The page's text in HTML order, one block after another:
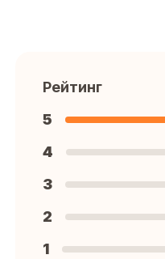
Рейтинг
5
4
3
2
1